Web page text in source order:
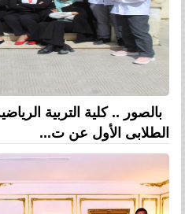
بالصور .. كلية التربية
الطلابى الأول عن ت...